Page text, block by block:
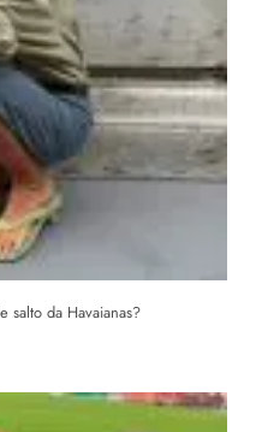
salto da Havaianas?